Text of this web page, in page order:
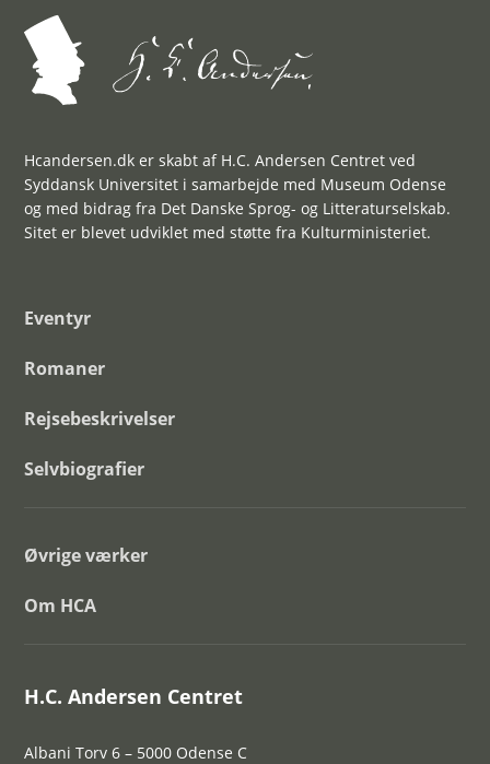
Hcandersen.dk er skabt af H.C. Andersen Centret ved
Syddansk Universitet i samarbejde med Museum Odense
og med bidrag fra Det Danske Sprog- og Litteraturselskab.
Sitet er blevet udviklet med støtte fra Kulturministeriet.
Eventyr
Romaner
Rejsebeskrivelser
Selvbiografier
Øvrige værker
Om HCA
H.C. Andersen Centret
Albani Torv 6 – 5000 Odense C